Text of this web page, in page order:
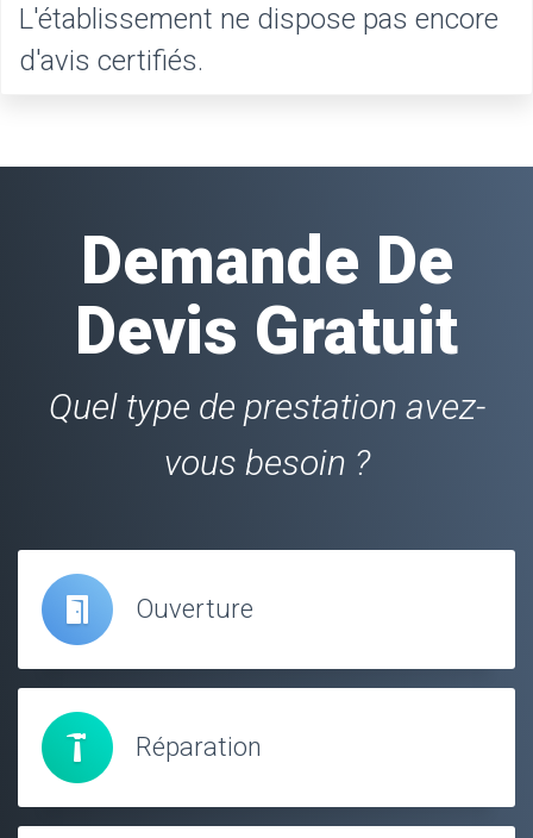
L'établissement ne dispose pas encore
d'avis certifiés.
Demande De
Devis Gratuit
Quel type de prestation avez-
vous besoin ?
Ouverture
Réparation